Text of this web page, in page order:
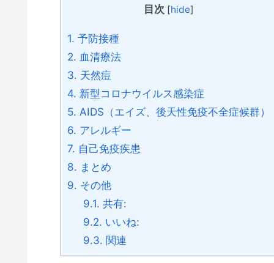
目次 [hide]
1. 予防接種
2. 血清療法
3. 天然痘
4. 新型コロナウイルス感染症
5. AIDS（エイズ、後天性免疫不全症候群）
6. アレルギー
7. 自己免疫疾患
8. まとめ
9. その他
9.1. 共有:
9.2. いいね:
9.3. 関連